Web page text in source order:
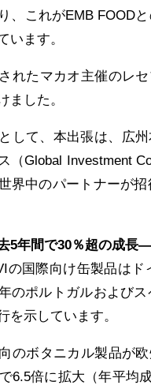
、これがEMB FOOD
います。
れたマカオ主催のレ
ました。
して、本出張は、広
（Global Investment
界中のパートナーが
5年間で30％超の成長
の国際向け缶製品は
のポルトガルおよび
を示しています。
のボタニカル製品が
6.5倍に拡大（年平均